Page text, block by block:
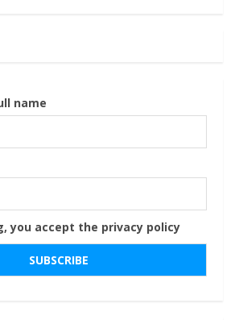
name
you accept the privacy policy